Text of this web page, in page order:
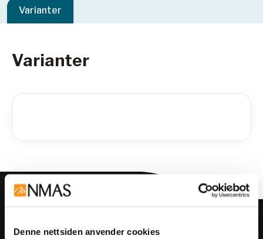
Denne nettsiden anvender cookies
Varianter
Varianter
Meld deg på vårt nyhetsbrev!